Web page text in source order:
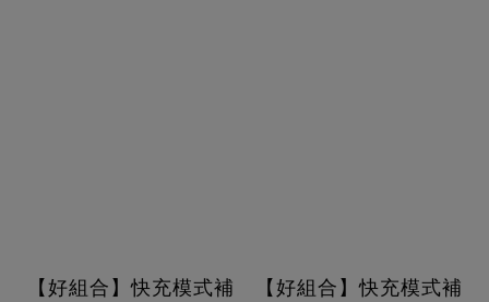
【好組合】快充模式補
【好組合】快充模式補